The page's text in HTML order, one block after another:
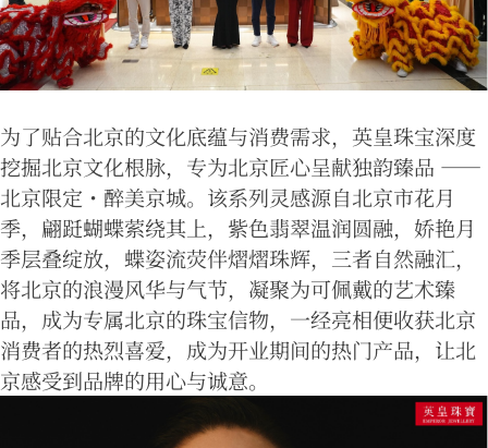
为了贴合北京的文化底蕴与消费需求，英皇珠宝深度
挖掘北京文化根脉，专为北京匠心呈献独韵臻品 ——
北京限定・醉美京城。该系列灵感源自北京市花月
季，翩跹蝴蝶萦绕其上，紫色翡翠温润圆融，娇艳月
季层叠绽放，蝶姿流荧伴熠熠珠辉，三者自然融汇，
将北京的浪漫风华与气节，凝聚为可佩戴的艺术臻
品，成为专属北京的珠宝信物，一经亮相便收获北京
消费者的热烈喜爱，成为开业期间的热门产品，让北
京感受到品牌的用心与诚意。